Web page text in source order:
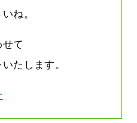
ね。
て
たします。